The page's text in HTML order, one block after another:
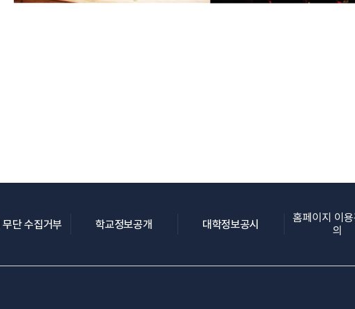
무단 수집거부(새 창 열림)학교정보공개(새 창 열림) 대학정보공시 (새 창 열림)홈페이지 이
의